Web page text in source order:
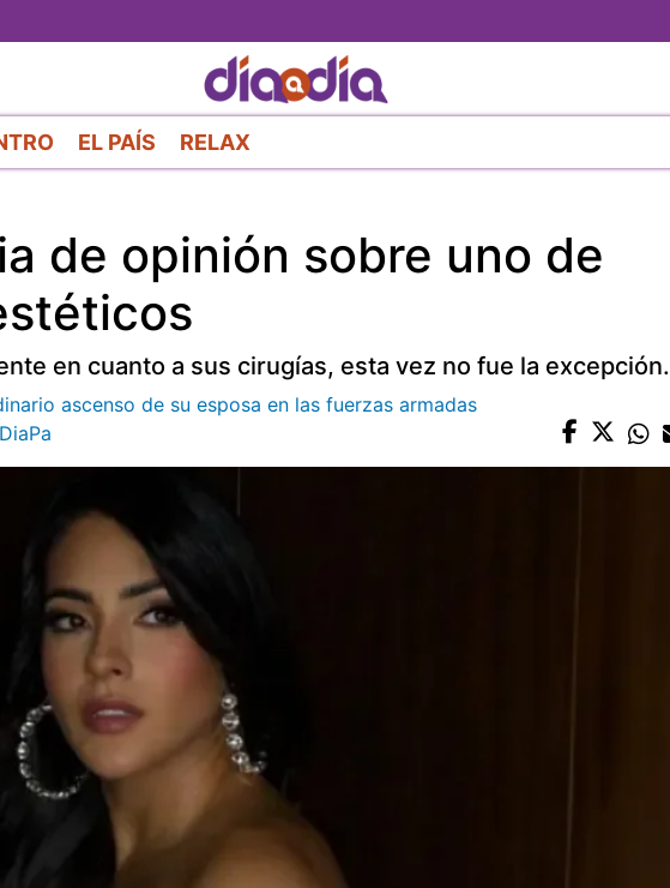
al
contenido
principal
EL PAÍS RELAX
de opinión sobre uno de
en cuanto a sus cirugías, esta vez no fue la excepción.
ascenso de su esposa en las fuerzas armadas